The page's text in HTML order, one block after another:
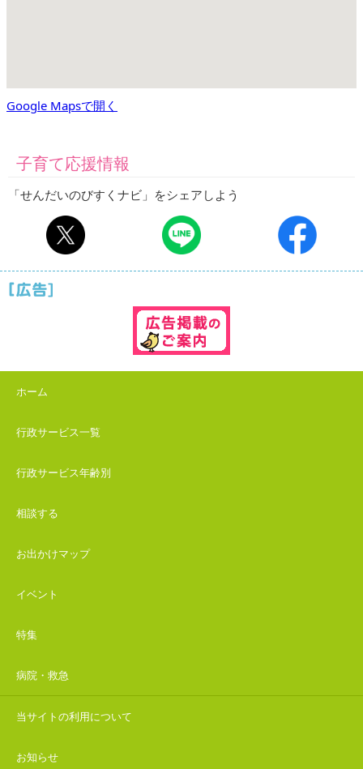
Google Mapsで開く
子育て応援情報
「せんだいのびすくナビ」をシェアしよう
ホーム
行政サービス一覧
行政サービス年齢別
相談する
お出かけマップ
イベント
特集
病院・救急
当サイトの利用について
お知らせ